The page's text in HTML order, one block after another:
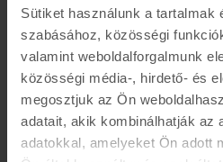
Sütiket használunk a tartalmak
szabásához, közösségi
valamint weboldalforgalmunk
közösségi média-, hirdető- és
megosztjuk az Ön
adatait, akik kombinálhatják az
adatokkal, amelyeket Ön adott
K A R O L I
Hétfő - Péntek:
Vasárnap:
K I R Á L Y